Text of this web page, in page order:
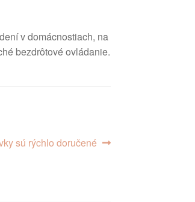
v domácnostiach, na
bezdrôtové ovládanie.
sú rýchlo doručené